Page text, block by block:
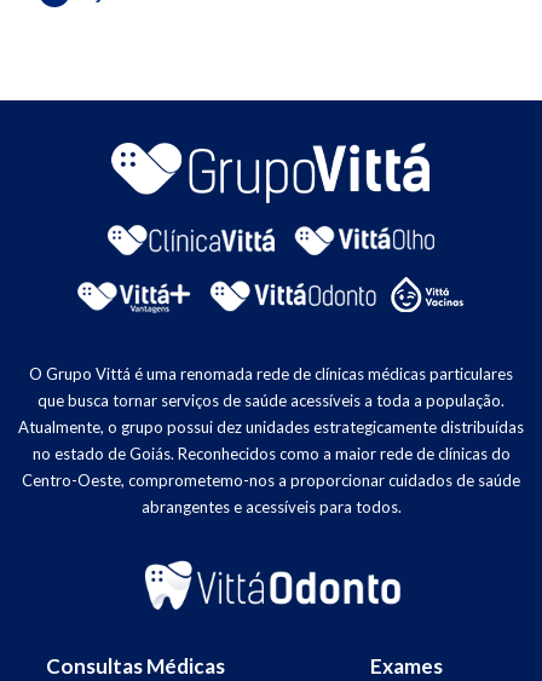
O Grupo Vittá é uma renomada rede de clínicas médicas particulares
que busca tornar serviços de saúde acessíveis a toda a população.
Atualmente, o grupo possui dez unidades estrategicamente distribuídas
no estado de Goiás. Reconhecidos como a maior rede de clínicas do
Centro-Oeste, comprometemo-nos a proporcionar cuidados de saúde
abrangentes e acessíveis para todos.
Consultas Médicas Exames